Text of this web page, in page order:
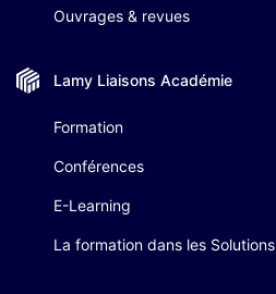
Ouvrages & revues
Lamy Liaisons Académie
Formation
Conférences
E-Learning
La formation dans les Solutions